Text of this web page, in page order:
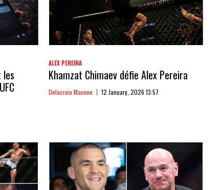
les
ALEX PEREIRA
Khamzat Chimaev défie Alex Pereira
Delacroix Maxime 12 January, 2026 13:57